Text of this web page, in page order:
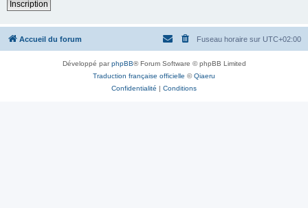
Inscription
Accueil du forum Fuseau horaire sur UTC+02:00
Développé parphpBB® Forum Software © phpBB Limited
Traduction française officielle ©Qiaeru
Confidentialité | Conditions